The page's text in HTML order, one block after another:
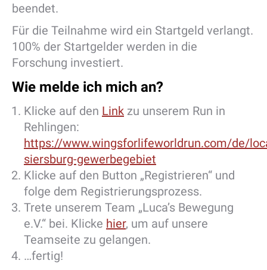
beendet.
Für die Teilnahme wird ein Startgeld verlangt.
100% der Startgelder werden in die
Forschung investiert.
Wie melde ich mich an?
Klicke auf den Link zu unserem Run in
Rehlingen:
https://www.wingsforlifeworldrun.com/de/
siersburg-gewerbegebiet
Klicke auf den Button „Registrieren“ und
folge dem Registrierungsprozess.
Trete unserem Team „Luca’s Bewegung
e.V.“ bei. Klicke hier, um auf unsere
Teamseite zu gelangen.
…fertig!